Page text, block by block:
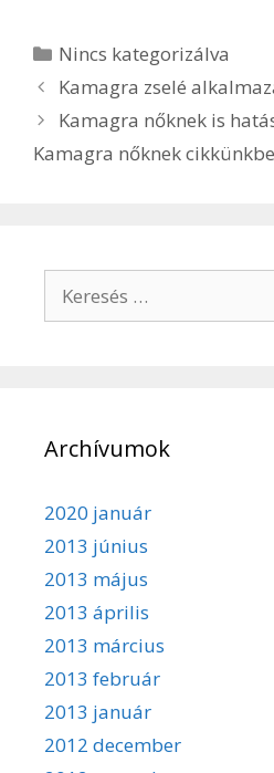
Kategória
Nincs kategorizálva
Bejegyzés
navigáció
Kamagra zselé
Kamagra nőknek is
Kamagra nőknek
Archívumok
2020 január
2013 június
2013 május
2013 április
2013 március
2013 február
2013 január
2012 december